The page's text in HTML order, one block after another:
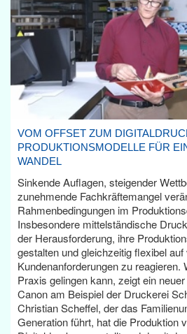
VOM OFFSET ZUM
PRODUKTIONSMODELLE FÜR
WANDEL
Sinkende Auflagen, steigender
zunehmende Fachkräftemangel
Rahmenbedingungen im
Insbesondere mittelständische
der Herausforderung, ihre
gestalten und gleichzeitig flexibel
Kundenanforderungen zu reagieren.
Praxis gelingen kann, zeigt ein
Canon am Beispiel der Druckerei
Christian Scheffel, der das
Generation führt, hat die Produktion